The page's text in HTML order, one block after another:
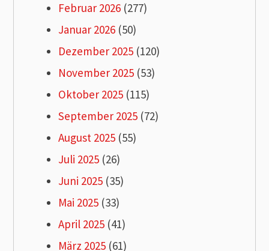
Februar 2026 (277)
Januar 2026 (50)
Dezember 2025 (120)
November 2025 (53)
Oktober 2025 (115)
September 2025 (72)
August 2025 (55)
Juli 2025 (26)
Juni 2025 (35)
Mai 2025 (33)
April 2025 (41)
März 2025 (61)